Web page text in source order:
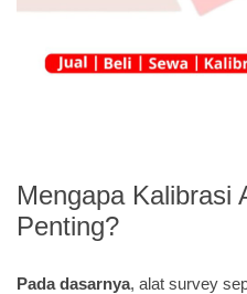
Mengapa Kalibrasi
Penting?
Pada dasarnya, alat survey